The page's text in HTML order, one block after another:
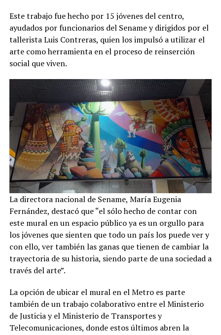
Este trabajo fue hecho por 15 jóvenes del centro,
ayudados por funcionarios del Sename y dirigidos por el
tallerista Luis Contreras, quien los impulsó a utilizar el
arte como herramienta en el proceso de reinserción
social que viven.
La directora nacional de Sename, María Eugenia
Fernández, destacó que “el sólo hecho de contar con
este mural en un espacio público ya es un orgullo para
los jóvenes que sienten que todo un país los puede ver y
con ello, ver también las ganas que tienen de cambiar la
trayectoria de su historia, siendo parte de una sociedad a
través del arte”.
La opción de ubicar el mural en el Metro es parte
también de un trabajo colaborativo entre el Ministerio
de Justicia y el Ministerio de Transportes y
Telecomunicaciones, donde estos últimos abren la